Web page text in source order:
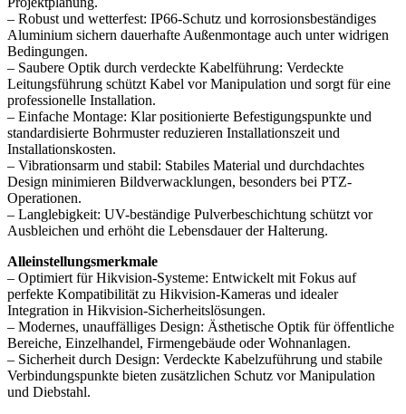
– Robust und wetterfest: IP66-Schutz und korrosionsbeständiges
Aluminium sichern dauerhafte Außenmontage auch unter widrigen
Bedingungen.
– Saubere Optik durch verdeckte Kabelführung: Verdeckte
Leitungsführung schützt Kabel vor Manipulation und sorgt für eine
professionelle Installation.
– Einfache Montage: Klar positionierte Befestigungspunkte und
standardisierte Bohrmuster reduzieren Installationszeit und
Installationskosten.
– Vibrationsarm und stabil: Stabiles Material und durchdachtes
Design minimieren Bildverwacklungen, besonders bei PTZ-
Operationen.
– Langlebigkeit: UV-beständige Pulverbeschichtung schützt vor
Ausbleichen und erhöht die Lebensdauer der Halterung.
Alleinstellungsmerkmale
– Optimiert für Hikvision-Systeme: Entwickelt mit Fokus auf
perfekte Kompatibilität zu Hikvision-Kameras und idealer
Integration in Hikvision-Sicherheitslösungen.
– Modernes, unauffälliges Design: Ästhetische Optik für öffentliche
Bereiche, Einzelhandel, Firmengebäude oder Wohnanlagen.
– Sicherheit durch Design: Verdeckte Kabelzuführung und stabile
Verbindungspunkte bieten zusätzlichen Schutz vor Manipulation
und Diebstahl.